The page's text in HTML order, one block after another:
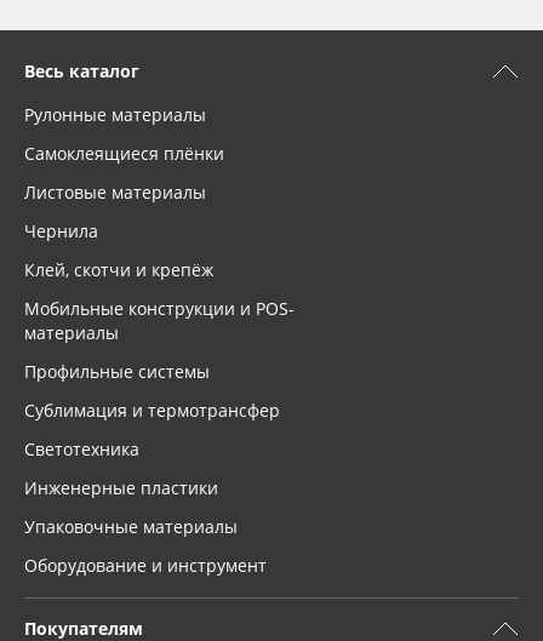
Весь каталог
Рулонные материалы
Самоклеящиеся плёнки
Листовые материалы
Чернила
Клей, скотчи и крепёж
Мобильные конструкции и POS-
материалы
Профильные системы
Сублимация и термотрансфер
Светотехника
Инженерные пластики
Упаковочные материалы
Оборудование и инструмент
Покупателям